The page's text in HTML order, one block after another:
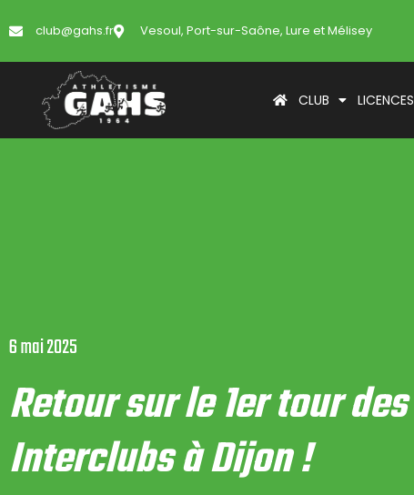
club@gahs.fr Vesoul, Port-sur-Saône, Lure et Mélisey
CLUB LICENCES
6 mai 2025
Retour sur le 1er tour des
Interclubs à Dijon !